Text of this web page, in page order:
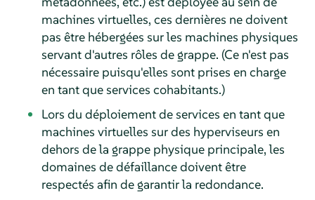
machines virtuelles, ces dernières ne doivent
pas être hébergées sur les machines physiques
servant d'autres rôles de grappe. (Ce n'est pas
nécessaire puisqu'elles sont prises en charge
en tant que services cohabitants.)
Lors du déploiement de services en tant que
machines virtuelles sur des hyperviseurs en
dehors de la grappe physique principale, les
domaines de défaillance doivent être
respectés afin de garantir la redondance.